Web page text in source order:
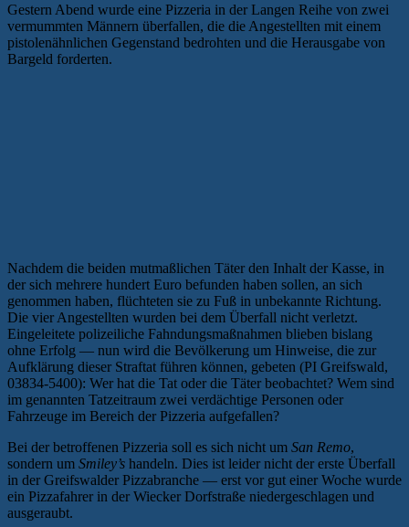
Gestern Abend wurde eine Pizzeria in der Langen Reihe von zwei
vermummten Männern überfallen, die die Angestellten mit einem
pistolenähnlichen Gegenstand bedrohten und die Herausgabe von
Bargeld forderten.
Nachdem die beiden mutmaßlichen Täter den Inhalt der Kasse, in
der sich mehrere hundert Euro befunden haben sollen, an sich
genommen haben, flüchteten sie zu Fuß in unbekannte Richtung.
Die vier Angestellten wurden bei dem Überfall nicht verletzt.
Eingeleitete polizeiliche Fahndungsmaßnahmen blieben bislang
ohne Erfolg — nun wird die Bevölkerung um Hinweise, die zur
Aufklärung dieser Straftat führen können, gebeten (PI Greifswald,
03834-5400): Wer hat die Tat oder die Täter beobachtet? Wem sind
im genannten Tatzeitraum zwei verdächtige Personen oder
Fahrzeuge im Bereich der Pizzeria aufgefallen?
Bei der betroffenen Pizzeria soll es sich nicht um San Remo,
sondern um Smiley’s handeln. Dies ist leider nicht der erste Überfall
in der Greifswalder Pizzabranche — erst vor gut einer Woche wurde
ein Pizzafahrer in der Wiecker Dorfstraße niedergeschlagen und
ausgeraubt.